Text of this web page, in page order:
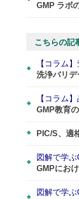
GMP ラボ
こちらの記
【コラム
洗浄バリ
【コラム
GMP教育
PIC/S、適
図解で学ぶ
GMPにお
図解で学ぶ